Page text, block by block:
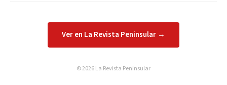
Ver en La Revista Peninsular →
© 2026 La Revista Peninsular